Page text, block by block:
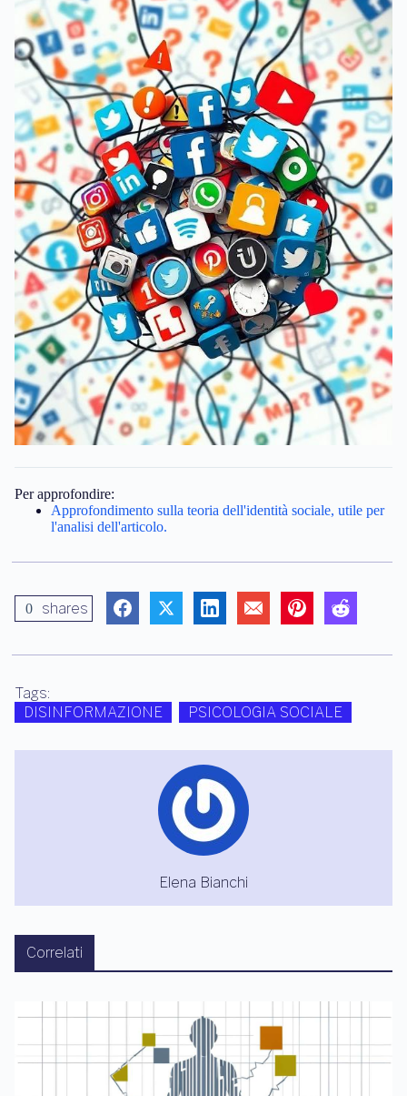
Per approfondire:
Approfondimento sulla teoria dell'identità sociale, utile per
l'analisi dell'articolo.
0 shares
Tags:
DISINFORMAZIONE
PSICOLOGIA SOCIALE
Elena Bianchi
Correlati